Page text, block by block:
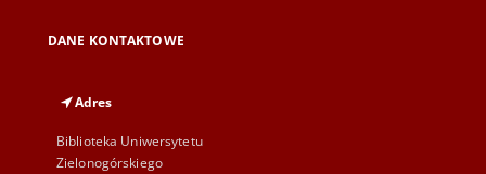
DANE KONTAKTOWE
Adres
Biblioteka Uniwersytetu
Zielonogórskiego